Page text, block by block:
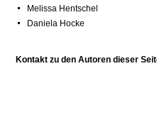
Melissa Hentschel
Daniela Hocke
Kontakt zu den Autoren dieser